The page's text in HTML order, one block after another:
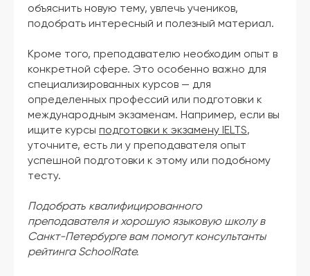
объяснить новую тему, увлечь учеников,
подобрать интересный и полезный материал.
Кроме того, преподавателю необходим опыт в
конкретной сфере. Это особенно важно для
специализированных курсов — для
определенных профессий или подготовки к
международным экзаменам. Например, если вы
ищите курсы подготовки к экзамену IELTS,
уточните, есть ли у преподавателя опыт
успешной подготовки к этому или подобному
тесту.
Подобрать квалифицированного
преподавателя и хорошую языковую школу в
Санкт-Петербурге вам помогут консультанты
рейтинга SchoolRate.